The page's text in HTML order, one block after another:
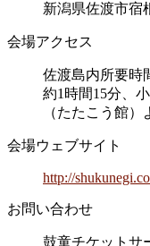
新潟県佐渡市宿
会場アクセス
佐渡島内所要時
約1時間15分、
（たたこう館）
会場ウェブサイト
http://
お問い合わせ
鼓童チケットサ